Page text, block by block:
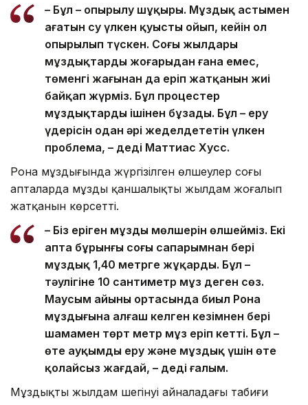
– Бұл – опырылу шұңқыры. Мұздық астымен
ағатын су үлкен қуысты ойып, кейін ол
опырылып түскен. Соңғы жылдары
мұздықтардың жоғарыдан ғана емес,
төменгі жағынан да еріп жатқанын жиі
байқап жүрміз. Бұл процестер
мұздықтарды ішінен бұзады. Бұл – еру
үдерісін одан әрі жеделдететін үлкен
проблема, – деді Маттиас Хусс.
Рона мұздығында жүргізілген өлшеулер соңғы
апталарда мұздың қаншалықты жылдам жоғалып
жатқанын көрсетті.
– Біз еріген мұздың мөлшерін өлшейміз. Екі
апта бұрынғы соңғы сапарымнан бері
мұздық 1,40 метрге жұқарды. Бұл –
тәулігіне 10 сантиметр мұз деген сөз.
Маусым айының ортасында биыл Рона
мұздығына алғаш келген кезімнен бері
шамамен төрт метр мұз еріп кетті. Бұл –
өте ауқымды еру және мұздық үшін өте
қолайсыз жағдай, – деді ғалым.
Мұздықтың жылдам шегінуі айналадағы табиғи